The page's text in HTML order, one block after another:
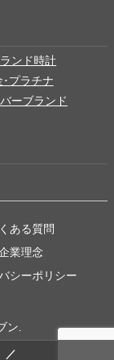
ンド時計
･プラチナ
ーブランド
ある質問
業理念
シーポリシー
ン.
／